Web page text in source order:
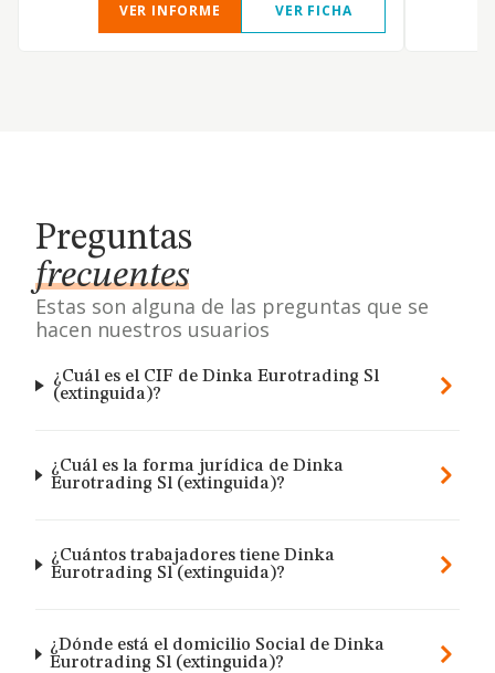
VER INFORME VER FICHA
Preguntas
frecuentes
Estas son alguna de las preguntas que se
hacen nuestros usuarios
¿Cuál es el CIF de Dinka Eurotrading Sl
(extinguida)?
¿Cuál es la forma jurídica de Dinka
Eurotrading Sl (extinguida)?
¿Cuántos trabajadores tiene Dinka
Eurotrading Sl (extinguida)?
¿Dónde está el domicilio Social de Dinka
Eurotrading Sl (extinguida)?